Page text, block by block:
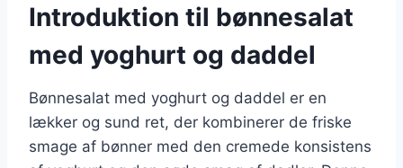
Introduktion til bønnesalat
med yoghurt og daddel
Bønnesalat med yoghurt og daddel er en
lækker og sund ret, der kombinerer de friske
smage af bønner med den cremede konsistens